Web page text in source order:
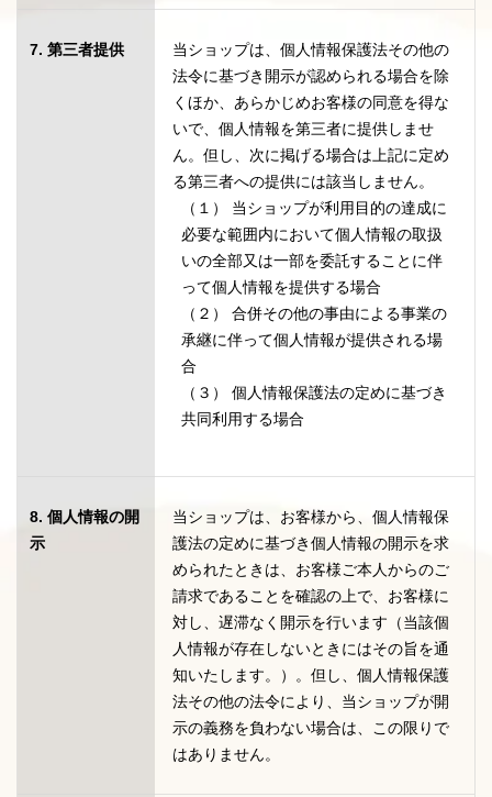
7. 第三者提供
当ショップは、個人情報保護法その他の
法令に基づき開示が認められる場合を除
くほか、あらかじめお客様の同意を得な
いで、個人情報を第三者に提供しませ
ん。但し、次に掲げる場合は上記に定め
る第三者への提供には該当しません。
（１） 当ショップが利用目的の達成に
必要な範囲内において個人情報の取扱
いの全部又は一部を委託することに伴
って個人情報を提供する場合
（２） 合併その他の事由による事業の
承継に伴って個人情報が提供される場
合
（３） 個人情報保護法の定めに基づき
共同利用する場合
8. 個人情報の開
示
当ショップは、お客様から、個人情報保
護法の定めに基づき個人情報の開示を求
められたときは、お客様ご本人からのご
請求であることを確認の上で、お客様に
対し、遅滞なく開示を行います（当該個
人情報が存在しないときにはその旨を通
知いたします。）。但し、個人情報保護
法その他の法令により、当ショップが開
示の義務を負わない場合は、この限りで
はありません。